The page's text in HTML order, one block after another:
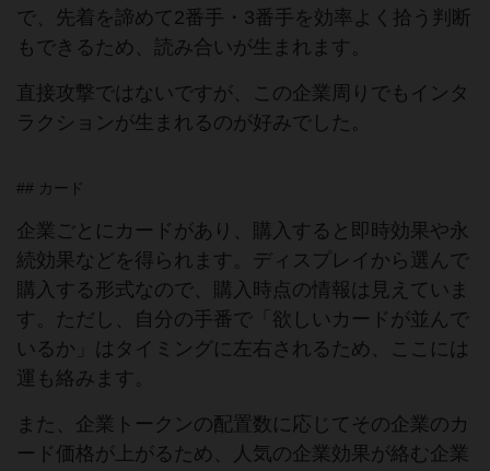
で、先着を諦めて2番手・3番手を効率よく拾う判断
もできるため、読み合いが生まれます。
直接攻撃ではないですが、この企業周りでもインタ
ラクションが生まれるのが好みでした。
## カード
企業ごとにカードがあり、購入すると即時効果や永
続効果などを得られます。ディスプレイから選んで
購入する形式なので、購入時点の情報は見えていま
す。ただし、自分の手番で「欲しいカードが並んで
いるか」はタイミングに左右されるため、ここには
運も絡みます。
また、企業トークンの配置数に応じてその企業のカ
ード価格が上がるため、人気の企業効果が絡む企業